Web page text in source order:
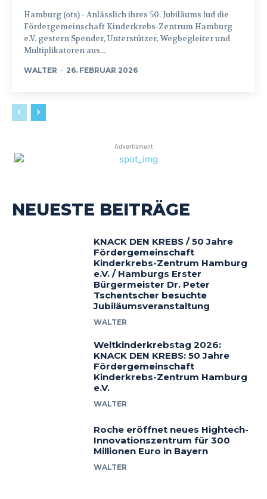
Hamburg (ots) - Anlässlich ihres 50. Jubiläums lud die
Fördergemeinschaft Kinderkrebs-Zentrum Hamburg
e.V. gestern Spender, Unterstützer, Wegbegleiter und
Multiplikatoren aus...
WALTER - 26. FEBRUAR 2026
Advertisment
NEUESTE BEITRÄGE
KNACK DEN KREBS / 50 Jahre
Fördergemeinschaft
Kinderkrebs-Zentrum Hamburg
e.V. / Hamburgs Erster
Bürgermeister Dr. Peter
Tschentscher besuchte
Jubiläumsveranstaltung
WALTER
Weltkinderkrebstag 2026:
KNACK DEN KREBS: 50 Jahre
Fördergemeinschaft
Kinderkrebs-Zentrum Hamburg
e.V.
WALTER
Roche eröffnet neues Hightech-
Innovationszentrum für 300
Millionen Euro in Bayern
WALTER